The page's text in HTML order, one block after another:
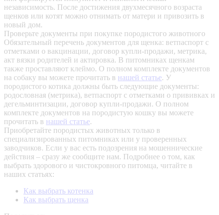
независимость. После достижения двухмесячного возраста
щенков или котят можно отнимать от матери и привозить в
новый дом.
Проверьте документы при покупке породистого животного
Обязательный перечень документов для щенка: ветпаспорт с
отметками о вакцинации, договор купли-продажи, метрика,
акт вязки родителей и актировка. В питомниках щенкам
также проставляют клеймо. О полном комплекте документов
на собаку вы можете прочитать в нашей статье. У
породистого котика должны быть следующие документы:
родословная (метрика), ветпаспорт с отметками о прививках и
дегельминтизации, договор купли-продажи. О полном
комплекте документов на породистую кошку вы можете
прочитать в нашей статье.
Приобретайте породистых животных только в
специализированных питомниках или у проверенных
заводчиков. Если у вас есть подозрения на мошеннические
действия – сразу же сообщите нам. Подробнее о том, как
выбрать здорового и чистокровного питомца, читайте в
наших статьях:
Как выбрать котенка
Как выбрать щенка